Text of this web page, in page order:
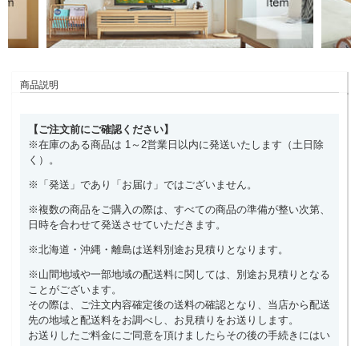
商品説明
【ご注文前にご確認ください】
※在庫のある商品は 1～2営業日以内に発送いたします（土日除
く）。
※「発送」であり「お届け」ではございません。
※複数の商品をご購入の際は、すべての商品の準備が整い次第、
日時を合わせて発送させていただきます。
※北海道・沖縄・離島は送料別途お見積りとなります。
※山間地域や一部地域の配送料に関しては、別途お見積りとなる
ことがございます。
その際は、ご注文内容確定後の送料の確認となり、当店から配送
先の地域と配送料をお調べし、お見積りをお送りします。
お送りしたご料金にご同意を頂けましたらその後の手続きにはい